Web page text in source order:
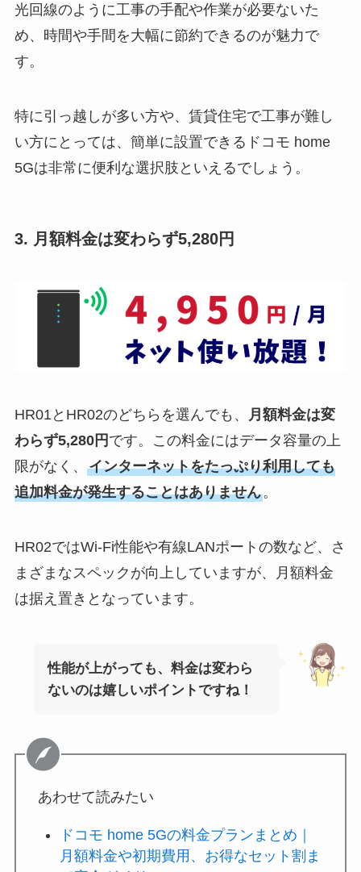
光回線のように工事の手配や作業が必要ないた
め、時間や手間を大幅に節約できるのが魅力で
す。
特に引っ越しが多い方や、賃貸住宅で工事が難し
い方にとっては、簡単に設置できるドコモ home
5Gは非常に便利な選択肢といえるでしょう。
3. 月額料金は変わらず5,280円
HR01とHR02のどちらを選んでも、
月額料金は変
わらず5,280円 です。この料金にはデータ容量の上
限がなく、 インターネットをたっぷり利用しても
追加料金が発生することはありません。
HR02ではWi-Fi性能や有線LANポートの数など、さ
まざまなスペックが向上していますが、月額料金
は据え置きとなっています。
性能が上がっても、料金は変わら
ないのは嬉しいポイントですね！
あわせて読みたい
ドコモ home 5Gの料金プランまとめ｜
月額料金や初期費用、お得なセット割ま